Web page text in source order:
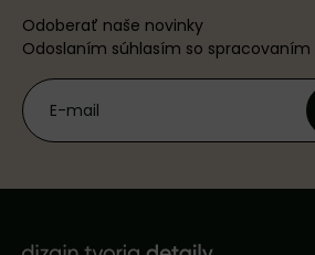
Odoberať naše novinky
Odoslaním súhlasím so spracovaním